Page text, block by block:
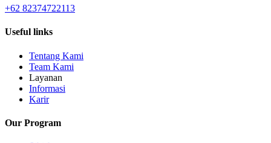
+62 82374722113
Useful links
Tentang Kami
Team Kami
Layanan
Informasi
Karir
Our Program